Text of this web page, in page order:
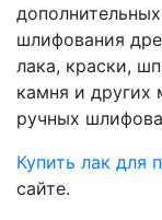
шлифования
лака, краски,
камня и других
ручных
Купить лак для
сайте.